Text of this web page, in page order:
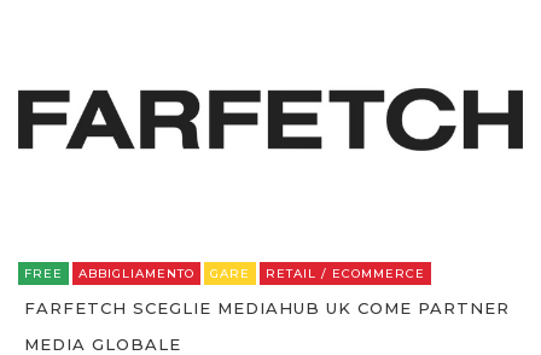
FREE ABBIGLIAMENTO GARE RETAIL / ECOMMERCE
FARFETCH SCEGLIE MEDIAHUB UK COME PARTNER
MEDIA GLOBALE